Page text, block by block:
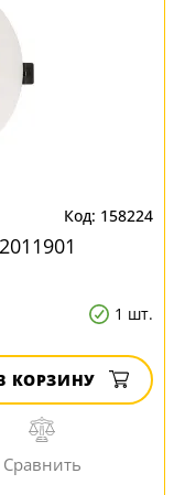
158224
1 шт.
КОРЗИНУ